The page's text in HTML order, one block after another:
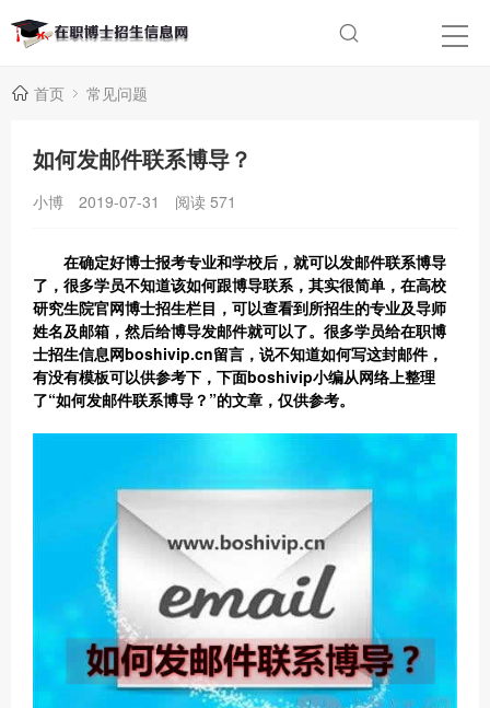
首页 常见问题
如何发邮件联系博导？
小博 2019-07-31 阅读 571
在确定好博士报考专业和学校后，就可以发邮件联系博导
了，很多学员不知道该如何跟博导联系，其实很简单，在高校
研究生院官网博士招生栏目，可以查看到所招生的专业及导师
姓名及邮箱，然后给博导发邮件就可以了。很多学员给在职博
士招生信息网boshivip.cn留言，说不知道如何写这封邮件，
有没有模板可以供参考下，下面boshivip小编从网络上整理
了“如何发邮件联系博导？”的文章，仅供参考。